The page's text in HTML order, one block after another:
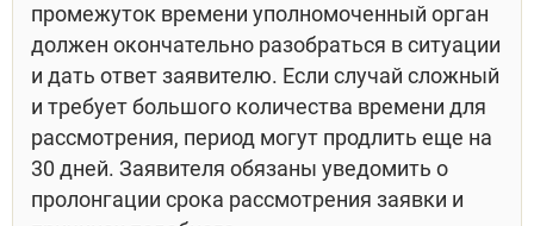
промежуток времени уполномоченный орган
должен окончательно разобраться в ситуации
и дать ответ заявителю. Если случай сложный
и требует большого количества времени для
рассмотрения, период могут продлить еще на
30 дней. Заявителя обязаны уведомить о
пролонгации срока рассмотрения заявки и